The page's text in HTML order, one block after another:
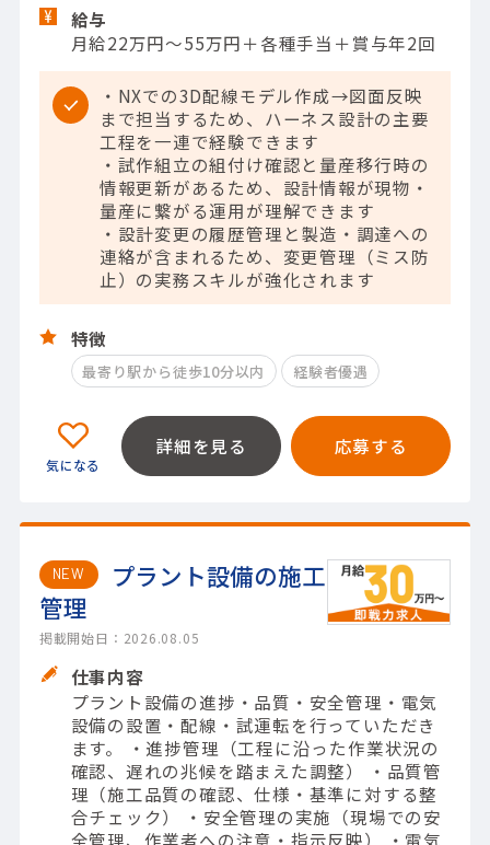
給与
月給22万円～55万円＋各種手当＋賞与年2回
・NXでの3D配線モデル作成→図面反映
まで担当するため、ハーネス設計の主要
工程を一連で経験できます
・試作組立の組付け確認と量産移行時の
情報更新があるため、設計情報が現物・
量産に繋がる運用が理解できます
・設計変更の履歴管理と製造・調達への
連絡が含まれるため、変更管理（ミス防
止）の実務スキルが強化されます
特徴
最寄り駅から徒歩10分以内 経験者優遇
詳細を見る 応募する
NEW
プラント設備の施工
管理
掲載開始日：2026.08.05
仕事内容
プラント設備の進捗・品質・安全管理・電気
設備の設置・配線・試運転を行っていただき
ます。 ・進捗管理（工程に沿った作業状況の
確認、遅れの兆候を踏まえた調整） ・品質管
理（施工品質の確認、仕様・基準に対する整
合チェック） ・安全管理の実施（現場での安
全管理、作業者への注意・指示反映） ・電気